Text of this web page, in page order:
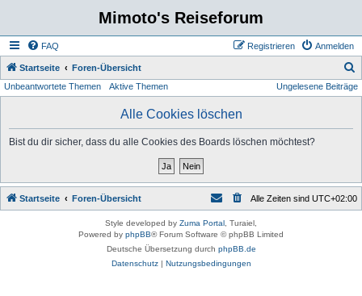
Mimoto's Reiseforum
FAQ Anmelden
Registrieren
Startseite Foren-Übersicht
u
Unbeantwortete Themen Aktive Themen Ungelesene Beiträge
Alle Cookies löschen
Bist du dir sicher, dass du alle Cookies des Boards löschen möchtest?
Startseite Foren-Übersicht Alle Zeiten sind UTC+02:00
Style developed by Zuma Portal , Turaiel,
Powered by phpBB® Forum Software © phpBB Limited
Deutsche Übersetzung durch phpBB.de
Datenschutz| Nutzungsbedingungen